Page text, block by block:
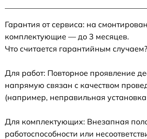
Гарантия от сервиса: на
комплектующие — до 3 месяцев.
Что считается гарантийным случаем?
Для работ: Повторное проявление
напрямую связан с качеством
(например, неправильная установка
Для комплектующих: Внезапная
работоспособности или